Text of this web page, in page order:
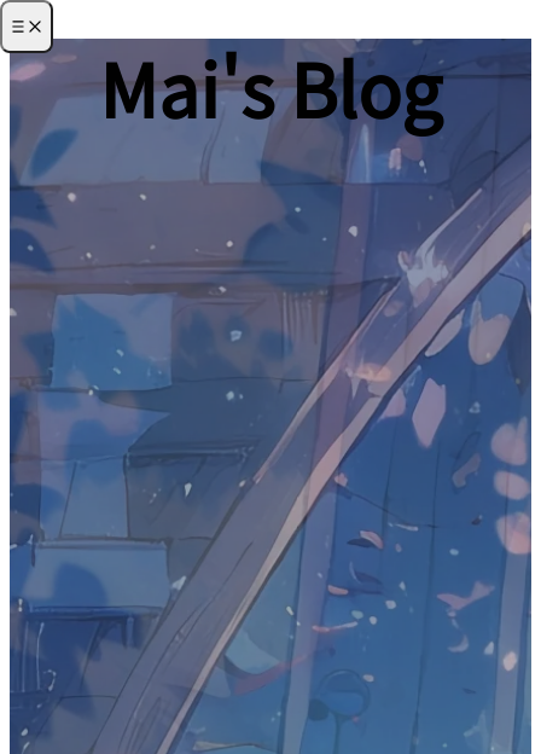
·首页
·归档
·关于
· 项目
Mai's Blog